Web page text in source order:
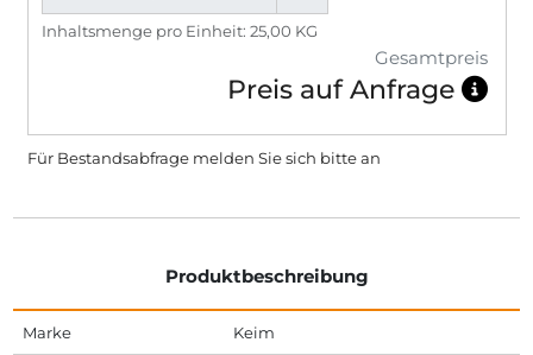
Inhaltsmenge pro Einheit: 25,00 KG
Gesamtpreis
Preis auf Anfrage
Für Bestandsabfrage melden Sie sich bittean
Produktbeschreibung
Marke Keim